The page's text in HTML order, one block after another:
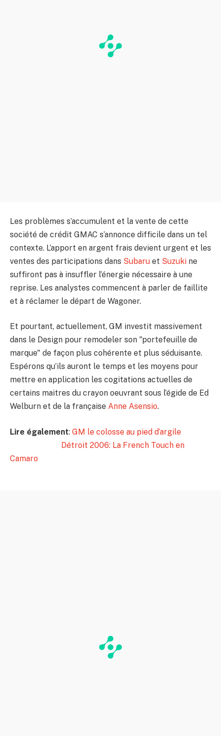
Les problèmes s’accumulent et la vente de cette
société de crédit GMAC s’annonce difficile dans un tel
contexte. L’apport en argent frais devient urgent et les
ventes des participations dans Subaru et Suzuki ne
suffiront pas à insuffler l’énergie nécessaire à une
reprise. Les analystes commencent à parler de faillite
et à réclamer le départ de Wagoner.
Et pourtant, actuellement, GM investit massivement
dans le Design pour remodeler son "portefeuille de
marque" de façon plus cohérente et plus séduisante.
Espérons qu’ils auront le temps et les moyens pour
mettre en application les cogitations actuelles de
certains maitres du crayon oeuvrant sous l’égide de Ed
Welburn et de la française Anne Asensio.
Lire également: GM le colosse au pied d’argile
Détroit 2006: La French Touch en
Camaro